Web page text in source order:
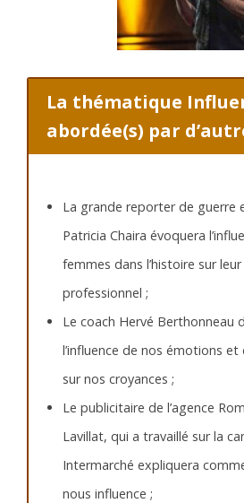
La thématique
abordée(s) par
La grande reporter de guerre
Patricia Chaira évoquera
femmes dans l’histoire sur
professionnel ;
Le coach Hervé Berthonneau
l’influence de nos émotions
sur nos croyances ;
Le publicitaire de l’agence
Lavillat, qui a travaillé sur la
Intermarché expliquera
nous influence ;